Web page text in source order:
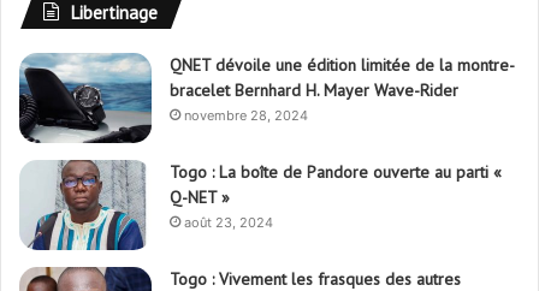
Libertinage
QNET dévoile une édition limitée de la montre-
bracelet Bernhard H. Mayer Wave-Rider
novembre 28, 2024
Togo : La boîte de Pandore ouverte au parti «
Q-NET »
août 23, 2024
Togo : Vivement les frasques des autres